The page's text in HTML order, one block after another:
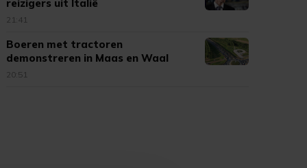
reizigers uit Italië
21:41
Boeren met tractoren
demonstreren in Maas en Waal
20:51